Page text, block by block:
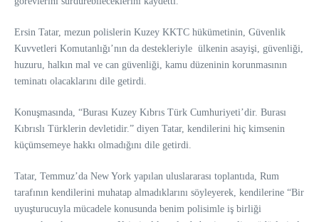
Ersin Tatar, mezun polislerin Kuzey KKTC hükümetinin, Güvenlik
Kuvvetleri Komutanlığı’nın da destekleriyle ülkenin asayişi, güvenliği,
huzuru, halkın mal ve can güvenliği, kamu düzeninin korunmasının
teminatı olacaklarını dile getirdi.
Konuşmasında, “Burası Kuzey Kıbrıs Türk Cumhuriyeti’dir. Burası
Kıbrıslı Türklerin devletidir.” diyen Tatar, kendilerini hiç kimsenin
küçümsemeye hakkı olmadığını dile getirdi.
Tatar, Temmuz’da New York yapılan uluslararası toplantıda, Rum
tarafının kendilerini muhatap almadıklarını söyleyerek, kendilerine “Bir
uyuşturucuyla mücadele konusunda benim polisimle iş birliği